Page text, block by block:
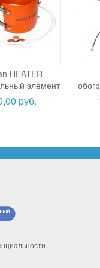
HEATER
элемент
руб.